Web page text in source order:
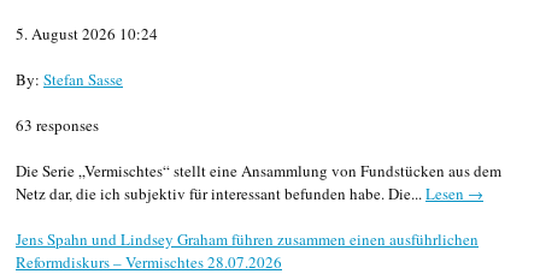
5. August 2026 10:24
By: Stefan Sasse
63 responses
Die Serie „Vermischtes“ stellt eine Ansammlung von Fundstücken aus dem
Netz dar, die ich subjektiv für interessant befunden habe. Die... Lesen →
Jens Spahn und Lindsey Graham führen zusammen einen ausführlichen
Reformdiskurs – Vermischtes 28.07.2026